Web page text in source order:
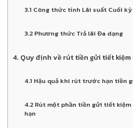
3.1 Công thức tính Lãi suất Cuối kỳ
3.2 Phương thức Trả lãi Đa dạng
4. Quy định về rút tiền gửi tiết
4.1 Hậu quả khi rút trước hạn tiền
4.2 Rút một phần tiền gửi tiết
hạn